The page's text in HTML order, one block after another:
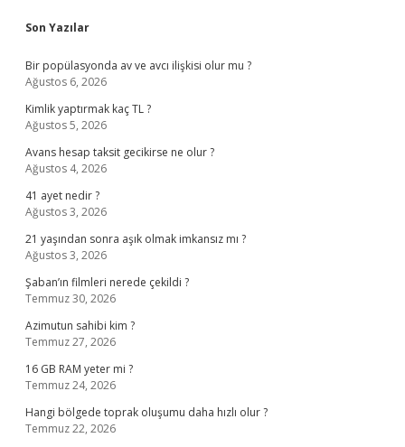
Sidebar
Son Yazılar
Bir popülasyonda av ve avcı ilişkisi olur mu ?
Ağustos 6, 2026
Kimlik yaptırmak kaç TL ?
Ağustos 5, 2026
Avans hesap taksit gecikirse ne olur ?
Ağustos 4, 2026
41 ayet nedir ?
Ağustos 3, 2026
21 yaşından sonra aşık olmak imkansız mı ?
Ağustos 3, 2026
Şaban’ın filmleri nerede çekildi ?
Temmuz 30, 2026
Azimutun sahibi kim ?
Temmuz 27, 2026
16 GB RAM yeter mi ?
Temmuz 24, 2026
Hangi bölgede toprak oluşumu daha hızlı olur ?
Temmuz 22, 2026